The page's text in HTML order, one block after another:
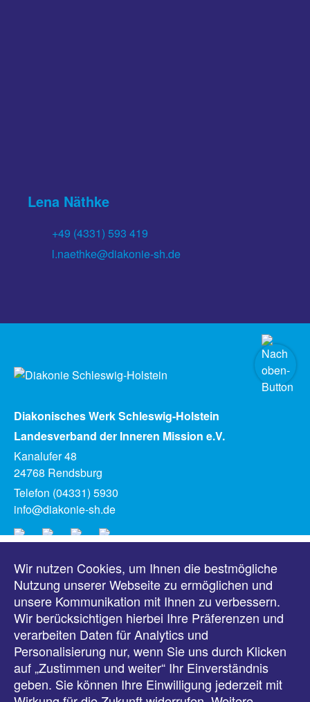
Lena Näthke
+49 (4331) 593 419
l.naethke​@diakonie-sh.de
Diakonisches Werk Schleswig-Holstein
Landesverband der Inneren Mission e.V.
Kanalufer 48
24768 Rendsburg
Telefon (04331) 5930
info@diakonie-sh.de
Meldungen
Veranstaltungen
Downloads
Presse
Wir nutzen Cookies, um Ihnen die bestmögliche
Nutzung unserer Webseite zu ermöglichen und
unsere Kommunikation mit Ihnen zu verbessern.
Wir berücksichtigen hierbei Ihre Präferenzen und
verarbeiten Daten für Analytics und
Personalisierung nur, wenn Sie uns durch Klicken
auf „Zustimmen und weiter“ Ihr Einverständnis
geben. Sie können Ihre Einwilligung jederzeit mit